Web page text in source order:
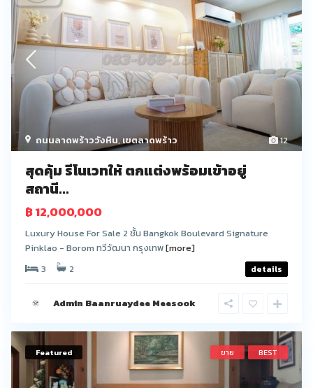
12
ถนนลาดพร้าววังหิน,เขตลาดพร้าว
สุดคุ้ม รีโนเวทให้ ตกแต่งพร้อมเข้าอยู่
สถานี...
฿ 12,000,000
Luxury House For Sale 2 ชั้น Bangkok Boulevard Signature
Pinklao - Borom ทวีวัฒนา กรุงเทพ[more]
3
2 details
Admin Baanruaydee Meesook
Featured ขาย BEST